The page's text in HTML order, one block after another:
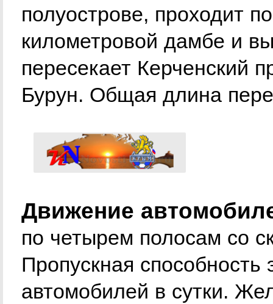
полуострове, проходит
километровой дамбе и
пересекает Керченский
Бурун. Общая длина
Движение
по четырем полосам со
Пропускная
автомобилей в сутки.